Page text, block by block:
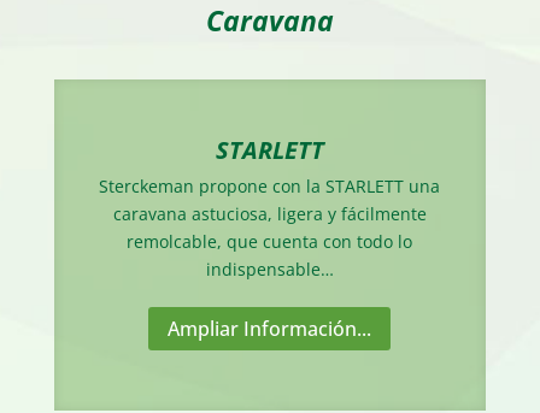
Caravana
STARLETT
Sterckeman propone con la STARLETT una
caravana astuciosa, ligera y fácilmente
remolcable, que cuenta con todo lo
indispensable…
Ampliar Información...